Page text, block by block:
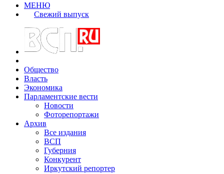
МЕНЮ
Свежий выпуск
Общество
Власть
Экономика
Парламентские вести
Новости
Фоторепортажи
Архив
Все издания
ВСП
Губерния
Конкурент
Иркутский репортер